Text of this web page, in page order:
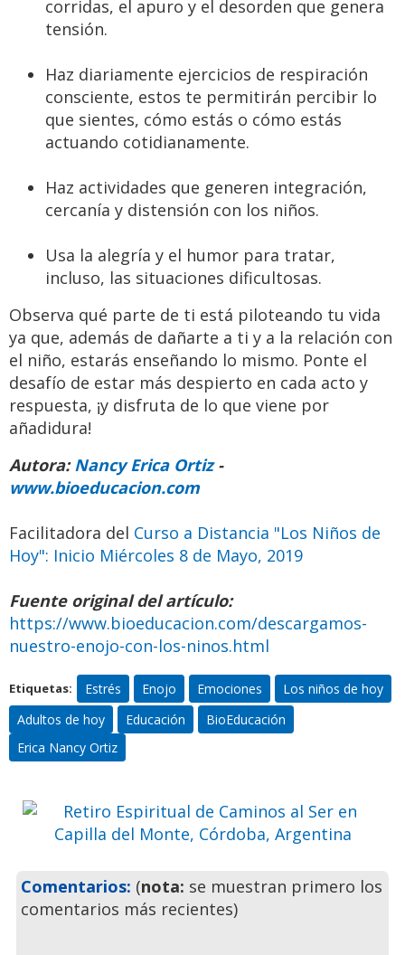
corridas, el apuro y el desorden que genera
tensión.
Haz diariamente ejercicios de respiración
consciente, estos te permitirán percibir lo
que sientes, cómo estás o cómo estás
actuando cotidianamente.
Haz actividades que generen integración,
cercanía y distensión con los niños.
Usa la alegría y el humor para tratar,
incluso, las situaciones dificultosas.
Observa qué parte de ti está piloteando tu vida
ya que, además de dañarte a ti y a la relación con
el niño, estarás enseñando lo mismo. Ponte el
desafío de estar más despierto en cada acto y
respuesta, ¡y disfruta de lo que viene por
añadidura!
Autora:Nancy Erica Ortiz-
www.bioeducacion.com
Facilitadora del Curso a Distancia "Los Niños de
Hoy": Inicio Miércoles 8 de Mayo, 2019
Fuente original del artículo:
https://www.bioeducacion.com/descargamos-
nuestro-enojo-con-los-ninos.html
Etiquetas: Estrés Enojo Emociones
Los niños de hoy
Adultos de hoy
Educación
BioEducación
Erica Nancy Ortiz
Retiro Espiritual de Caminos al
Ser en Capilla del Monte,
Córdoba, Argentina
Ven a pasar unos días
Previo
Comentarios: (nota: se muestran primero los
comentarios más recientes)